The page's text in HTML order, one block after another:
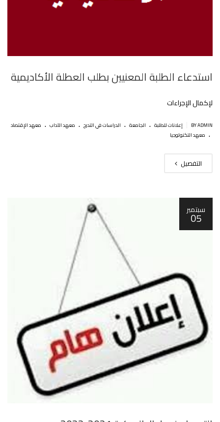
استدعاء الطلبة المعنيين بطلب العطلة الأكاديمية‎‎
لإكمال اﻹجراءات
BY ADMIN إعلانات للطلبة . الجامعة . الدراسات في التدرج . معهد الآداب . معهد الإقتصاد
. معهد التكنولوجيا
التفصيل
سبتمبر
05